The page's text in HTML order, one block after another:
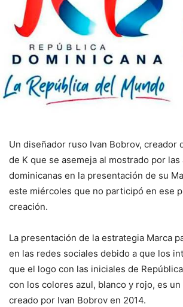
Un diseñador ruso Ivan Bobrov, creador
de K que se asemeja al mostrado por
dominicanas en la presentación de su
este miércoles que no participó en ese
creación.
La presentación de la estrategia Marca
en las redes sociales debido a que los
que el logo con las iniciales de
con los colores azul, blanco y rojo, es
creado por Ivan Bobrov en 2014.